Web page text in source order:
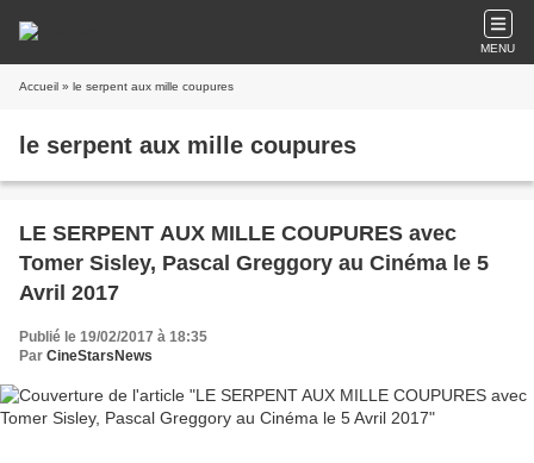
MENU
Accueil » le serpent aux mille coupures
le serpent aux mille coupures
LE SERPENT AUX MILLE COUPURES avec
Tomer Sisley, Pascal Greggory au Cinéma le 5
Avril 2017
Publié le 19/02/2017 à 18:35
Par CineStarsNews